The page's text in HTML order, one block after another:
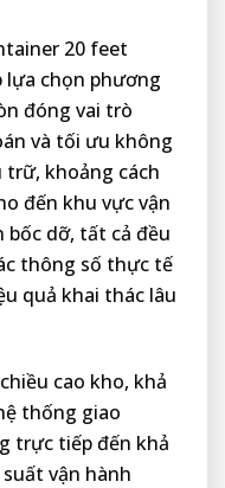
20 feet
lựa chọn phương
đóng vai trò
và tối ưu không
khoảng cách
đến khu vực vận
bốc dỡ, tất cả đều
thông số thực tế
quả khai thác lâu
cao kho, khả
thống giao
trực tiếp đến khả
vận hành